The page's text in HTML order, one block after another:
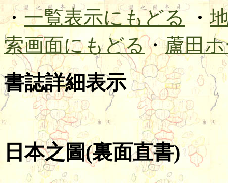
・一覧表示にもどる・
索画面にもどる・蘆田
書誌詳細表示
日本之圖(裏面直書)